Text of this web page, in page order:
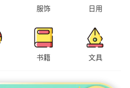
服饰 日用
书籍 文具